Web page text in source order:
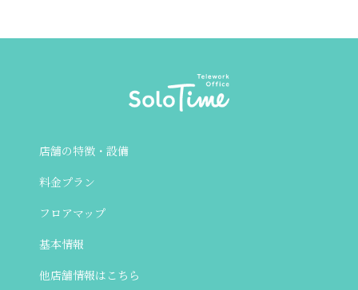
店舗の特徴・設備
料金プラン
フロアマップ
基本情報
他店舗情報はこちら